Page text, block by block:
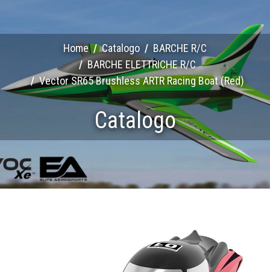
Home Catalogo
BARCHE R/C
BARCHE ELETTRICHE R/C
Vector SR65 Brushless ARTR Racing Boat (Red)
Catalogo